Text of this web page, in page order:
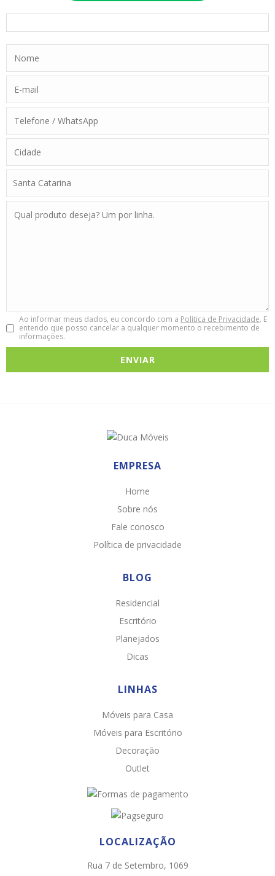
Ao informar meus dados, eu concordo com a Política de Privacidade. E
entendo que posso cancelar a qualquer momento o recebimento de
informações.
EMPRESA
Home
Sobre nós
Fale conosco
Política de privacidade
BLOG
Residencial
Escritório
Planejados
Dicas
LINHAS
Móveis para Casa
Móveis para Escritório
Decoração
Outlet
LOCALIZAÇÃO
Rua 7 de Setembro, 1069
Chat WhatsApp
Por favor, preencha os campos abaixo para